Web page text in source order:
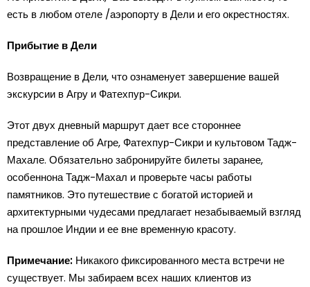
есть в любом отеле /аэропорту в Дели и его окрестностях.
Прибытие в Дели
Возвращение в Дели, что ознаменует завершение вашей
экскурсии в Агру и Фатехпур-Сикри.
Этот двух дневный маршрут дает все стороннее
представление об Агре, Фатехпур-Сикри и культовом Тадж-
Махале. Обязательно забронируйте билеты заранее,
особеннона Тадж-Махал и проверьте часы работы
памятников. Это путешествие с богатой историей и
архитектурными чудесами предлагает незабываемый взгляд
на прошлое Индии и ее вне временную красоту.
Примечание: Никакого фиксированного места встречи не
существует. Мы забираем всех наших клиентов из